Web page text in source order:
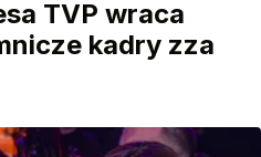
TVP wraca
kadry zza